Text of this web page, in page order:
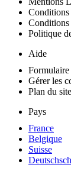
Conditions
Conditions
Politique
Aide
Gérer les
Plan du site
Pays
France
Belgique
Suisse